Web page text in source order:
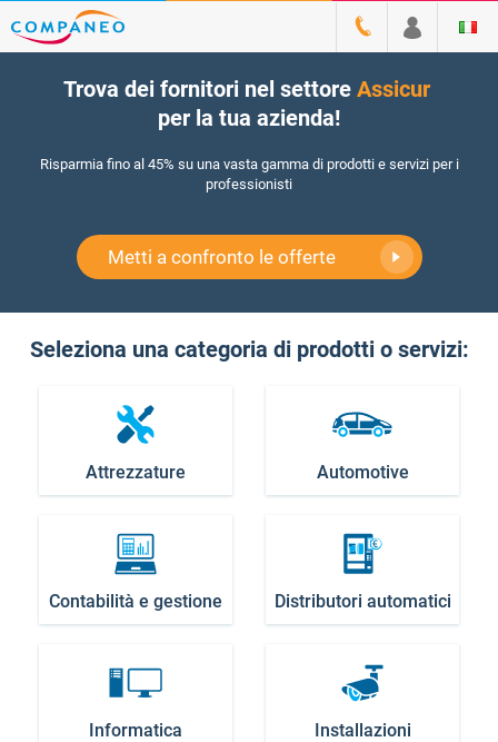
Trova dei fornitori nel settoreAssi|
per la tua azienda!
Risparmia fino al 45% su una vasta gamma di prodotti e servizi per i
professionisti
Metti a confronto le offerte
Seleziona una categoria di prodotti o servizi:
Attrezzature Automotive
Contabilità e gestione Distributori automatici
Informatica Installazioni